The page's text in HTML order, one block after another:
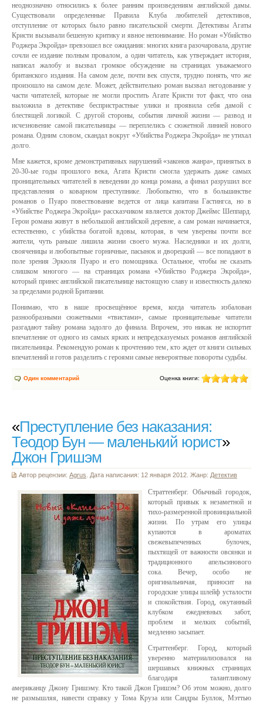
неоднозначно относились к более ранним произведениям английской дамы.
Существовали определенные Правила Клуба любителей детективов,
отступление от которых было равно писательской смерти. Детективы Агаты
Кристи вызывали бешеную критику и явное непонимание. Но роман «Убийство
Роджера Экройда» превзошел все ожидания: многих книга разочаровала, другие
сочли ее издание полным провалом, а один читатель, как утверждает история,
написал жалобу и вызвал громкое обсуждение на страницах уважаемого
британского издания. На самом деле, почти век спустя, трудно понять, что же
произошло на самом деле. Может, действительно роман вызвал негодование у
части читателей, которые не могли простить Агате Кристи тот факт, что она
выложила в детективе беспристрастные улики и проявила себя дамой с
блестящей логикой. С другой стороны, события личной жизни — развод и
исчезновение самой писательницы — переплелись с сюжетной линией нового
романа. Одним словом, скандал вокруг «Убийства Роджера Экройда» не утихал
долго.
Мне кажется, кроме демонстративных нарушений «законов жанра», принятых в
20-30-ые годы прошлого века, Агата Кристи смогла удержать даже самых
проницательных читателей в неведении до конца романа, а финал разрушил все
представления о коварном преступнике. Любопытно, что в большинстве
романов о Пуаро повествование ведется от лица капитана Гастингса, но в
«Убийстве Роджера Экройда» рассказчиком является доктор Джеймс Шеппард.
Герои романа живут в небольшой английской деревне, а сам роман начинается,
естественно, с убийства богатой вдовы, которая, в чем уверены почти все
жители, чуть раньше лишила жизни своего мужа. Наследники и их долги,
свояченицы и любопытные горничные, пасынок и дворецкий — все попадают в
поле зрения Эркюля Пуаро и его помощника. Остальное, чтобы не сказать
слишком многого — на страницах романа «Убийство Роджера Экройда»,
который принес английской писательнице настоящую славу и известность далеко
за пределами родной Британии.
Понимаю, что в наше просвещённое время, когда читатель избалован
разнообразными сюжетными «твистами», самые проницательные читатели
разгадают тайну романа задолго до финала. Впрочем, это никак не испортит
впечатление от одного из самых ярких и непредсказуемых романов английской
писательницы. Рекомендую роман к прочтению тем, кто ждет от книги сильных
впечатлений и готов разделить с героями самые невероятные повороты судьбы.
Один комментарий Оценка книги:
«Преступление без наказания:
Теодор Бун — маленький юрист»
Джон Гришэм
Автор рецензии: Agrus . Дата написания: 12 января 2012. Жанр: Детектив
Страттенберг. Обычный городок,
который привык к незаметной и
тихо-размеренной провинциальной
жизни. По утрам его улицы
купаются в ароматах
свежевыпеченных булочек,
пыхтящей от важности овсянки и
традиционного апельсинового
сока. Вечер, особо не
оригинальничая, приносит на
городские улицы шлейф усталости
и спокойствия. Город, окутанный
клубком ежедневных забот,
проблем и мелких событий,
медленно засыпает.
Страттенберг. Город, который
уверенно материализовался на
шершавых книжных страницах
благодаря талантливому
американцу Джону Гришэму. Кто такой Джон Гришэм? Об этом можно, долго
не размышляя, навести справку у Тома Круза или Сандры Буллок, Мэттью